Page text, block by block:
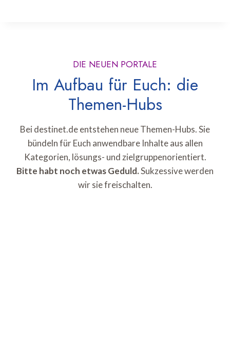
DIE NEUEN PORTALE
Im Aufbau für Euch: die
Themen-Hubs
Bei destinet.de entstehen neue Themen-Hubs. Sie
bündeln für Euch anwendbare Inhalte aus allen
Kategorien, lösungs- und zielgruppenorientiert.
Bitte habt noch etwas Geduld.Sukzessive werden
wir sie freischalten.